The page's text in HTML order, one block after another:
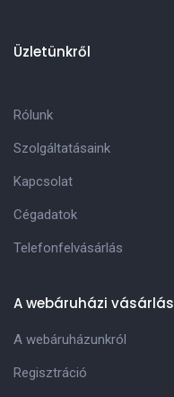
Üzletünkről
Rólunk
Szolgáltatásaink
Kapcsolat
Cégadatok
Telefonfelvásárlás
A webáruházi vásárlás
A webáruházunkról
Regisztráció